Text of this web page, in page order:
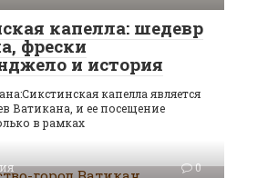
капелла: шедевр
фрески
и история
капелла является
Ватикана, и ее посещение
в рамках
0